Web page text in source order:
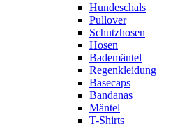
Hundeschals
Pullover
Schutzhosen
Hosen
Bademäntel
Regenkleidung
Basecaps
Bandanas
Mäntel
T-Shirts